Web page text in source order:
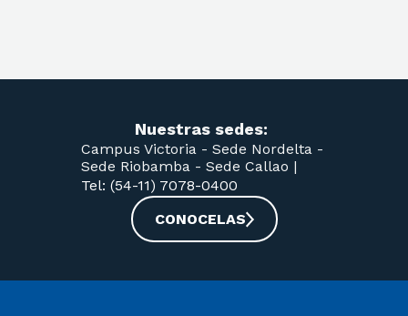
Nuestras sedes:
Campus Victoria - Sede Nordelta -
Sede Riobamba - Sede Callao |
Tel: (54-11) 7078-0400
CONOCELAS